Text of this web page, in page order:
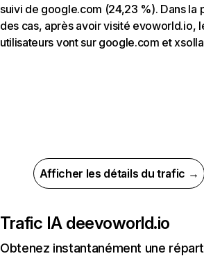
suivi de google.com (24,23 %). Dans la
des cas, après avoir visité evoworld.io,
utilisateurs vont sur google.com et
Afficher les détails du trafic →
Trafic IA deevoworld.io
Obtenez instantanément une